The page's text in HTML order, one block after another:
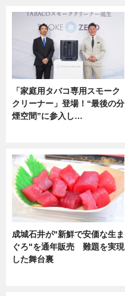
「家庭用タバコ専用スモーク
クリーナー」登場！“最後の分
煙空間”に参入し…
成城石井が"新鮮で安価な生ま
ぐろ"を通年販売 難題を実現
した舞台裏